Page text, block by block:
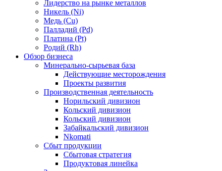
Лидерство на рынке металлов
Никель (Ni)
Медь (Cu)
Палладий (Pd)
Платина (Pt)
Родий (Rh)
Обзор бизнеса
Минерально-сырьевая база
Действующие месторождения
Проекты развития
Производственная деятельность
Норильский дивизион
Кольский дивизион
Кольский дивизион
Забайкальский дивизион
Nkomati
Сбыт продукции
Сбытовая стратегия
Продуктовая линейка